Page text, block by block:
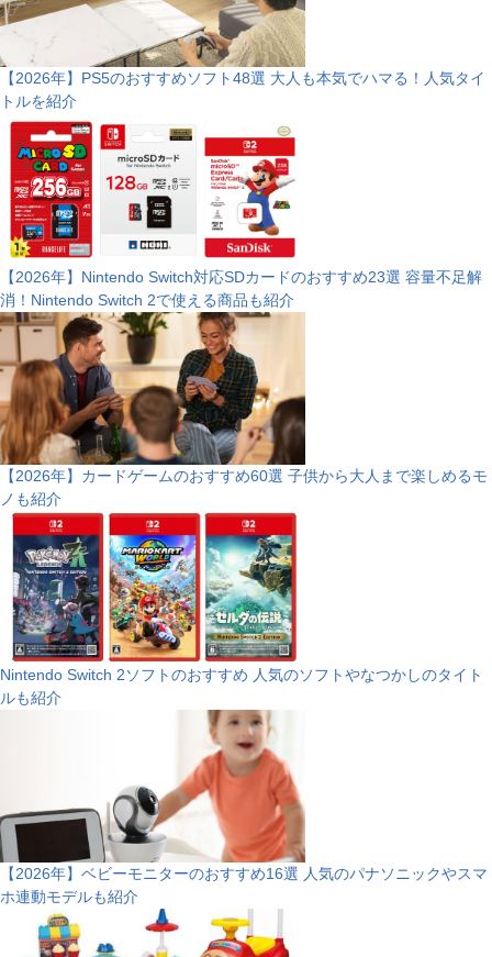
【2026年】PS5のおすすめソフト48選 大人も本気でハマる！人気タイ
トルを紹介
【2026年】Nintendo Switch対応SDカードのおすすめ23選 容量不足解
消！Nintendo Switch 2で使える商品も紹介
【2026年】カードゲームのおすすめ60選 子供から大人まで楽しめるモ
ノも紹介
Nintendo Switch 2ソフトのおすすめ 人気のソフトやなつかしのタイト
ルも紹介
【2026年】ベビーモニターのおすすめ16選 人気のパナソニックやスマ
ホ連動モデルも紹介